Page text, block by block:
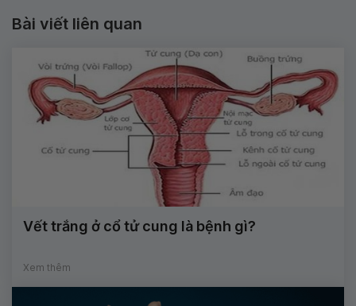
Bài viết liên quan
Vết trắng ở cổ tử cung là bệnh gì?
Xem thêm